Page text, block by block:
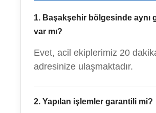
1. Başakşehir bölgesinde aynı
var mı?
Evet, acil ekiplerimiz 20
adresinize ulaşmaktadır.
2. Yapılan işlemler garantili mi?